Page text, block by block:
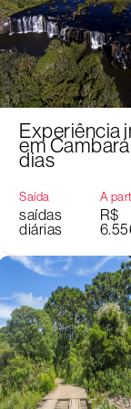
Experiência
em Cambará
dias
Saída
saídas
diárias
A
R$